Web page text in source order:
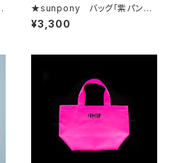
★sunpony バッグ「紫パンジ
ー」
¥3,300